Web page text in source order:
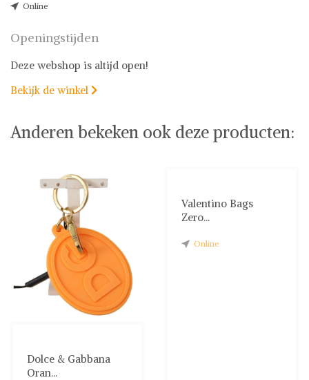
Online
Openingstijden
Deze webshop is altijd open!
Bekijk de winkel 
Anderen bekeken ook deze producten:
Dolce & Gabbana
Oran...
Valentino Bags
Zero...
Online